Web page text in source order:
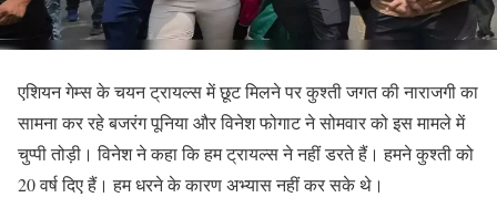
एशियन गेम्स के चयन ट्रायल्स में छूट मिलने पर कुश्ती जगत की नाराजगी का
सामना कर रहे बजरंग पूनिया और विनेश फोगाट ने सोमवार को इस मामले में
चुप्पी तोड़ी। विनेश ने कहा कि हम ट्रायल्स ने नहीं डरते हैं। हमने कुश्ती को
20 वर्ष दिए हैं। हम धरने के कारण अभ्यास नहीं कर सके थे।